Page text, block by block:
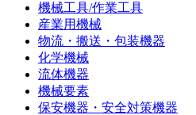
機械工具/作業工具
産業用機械
物流・搬送・包装機器
化学機械
流体機器
機械要素
保安機器・安全対策機器